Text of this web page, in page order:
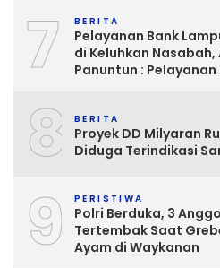
7 BERITA
Pelayanan Bank
di Keluhkan
Panuntun : Pelayanan
8 BERITA
Proyek DD Milyaran
Diduga Terindikasi
9 PERISTIWA
Polri Berduka, 3
Tertembak Saat
Ayam di Waykanan